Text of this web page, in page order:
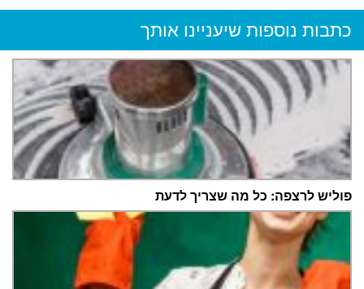
כתבות נוספות שיעניינו אותך
פוליש לרצפה: כל מה שצריך לדעת